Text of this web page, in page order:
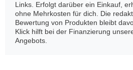
Links. Erfolgt darüber ein Einkauf,
ohne Mehrkosten für dich. Die
Bewertung von Produkten bleibt
Klick hilft bei der Finanzierung
Angebots.